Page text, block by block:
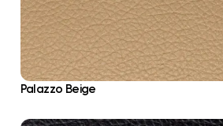
Palazzo Beige